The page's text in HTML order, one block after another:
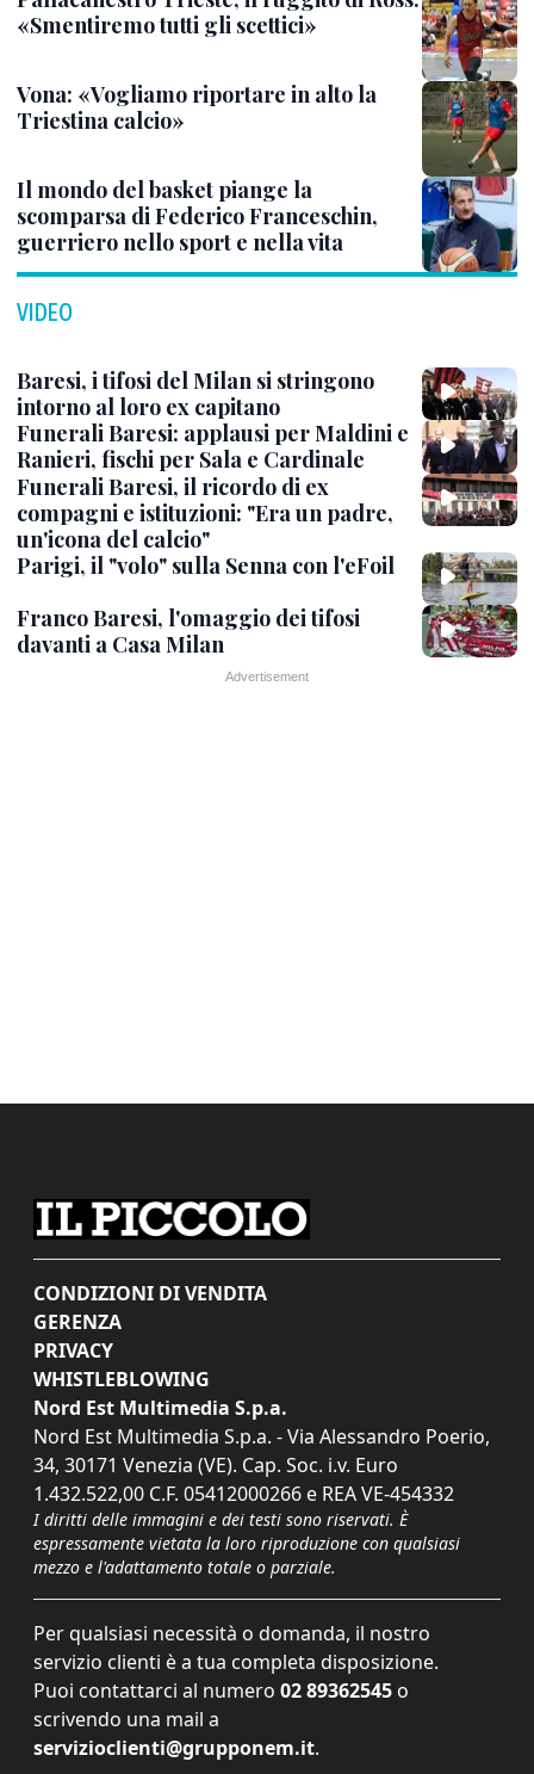
«Smentiremo tutti gli scettici»
Vona: «Vogliamo riportare in alto la
Triestina calcio»
Il mondo del basket piange la
scomparsa di Federico Franceschin,
guerriero nello sport e nella vita
VIDEO
Baresi, i tifosi del Milan si stringono
intorno al loro ex capitano
Funerali Baresi: applausi per Maldini e
Ranieri, fischi per Sala e Cardinale
Funerali Baresi, il ricordo di ex
compagni e istituzioni: "Era un padre,
un'icona del calcio"
Parigi, il "volo" sulla Senna con l'eFoil
Franco Baresi, l'omaggio dei tifosi
davanti a Casa Milan
CONDIZIONI DI VENDITA
GERENZA
PRIVACY
WHISTLEBLOWING
Nord Est Multimedia S.p.a.
Nord Est Multimedia S.p.a. - Via Alessandro Poerio,
34, 30171 Venezia (VE). Cap. Soc. i.v. Euro
1.432.522,00 C.F. 05412000266 e REA VE-454332
I diritti delle immagini e dei testi sono riservati. È
espressamente vietata la loro riproduzione con qualsiasi
mezzo e l'adattamento totale o parziale.
Per qualsiasi necessità o domanda, il nostro
servizio clienti è a tua completa disposizione.
Puoi contattarci al numero 02 89362545 o
scrivendo una mail a
servizioclienti@grupponem.it.